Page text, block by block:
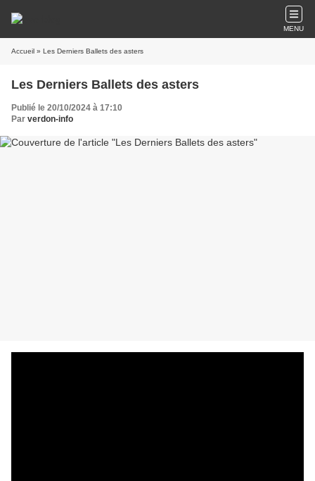
MENU
Accueil » Les Derniers Ballets des asters
Les Derniers Ballets des asters
Publié le 20/10/2024 à 17:10
Par verdon-info